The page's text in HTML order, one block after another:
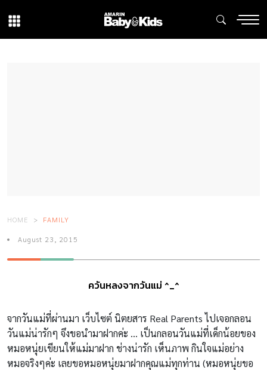
HOME FAMILY
August 23, 2015
ควันหลงจากวันแม่ ^_^
จากวันแม่ที่ผ่านมา เว็บไซต์ นิตยสาร Real Parents ไปเจอกลอน
วันแม่น่ารักๆ จึงขอนำมาฝากค่ะ … เป็นกลอนวันแม่ที่เด็กน้อยของ
หมอหนุ่ยเขียนให้แม่มาฝาก ช่างน่ารัก เห็นภาพ กินใจแม่อย่าง
หมอจริงๆค่ะ เลยขอหมอหนุ่ยมาฝากคุณแม่ทุกท่าน (หมอหนุ่ยขอ